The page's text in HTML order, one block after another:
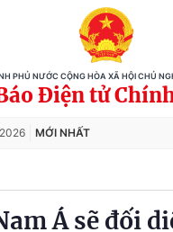
PHỦ NƯỚC CỘNG HÒA XÃ HỘI CHỦ
Điện tử
MỚI NHẤT
Á sẽ đối